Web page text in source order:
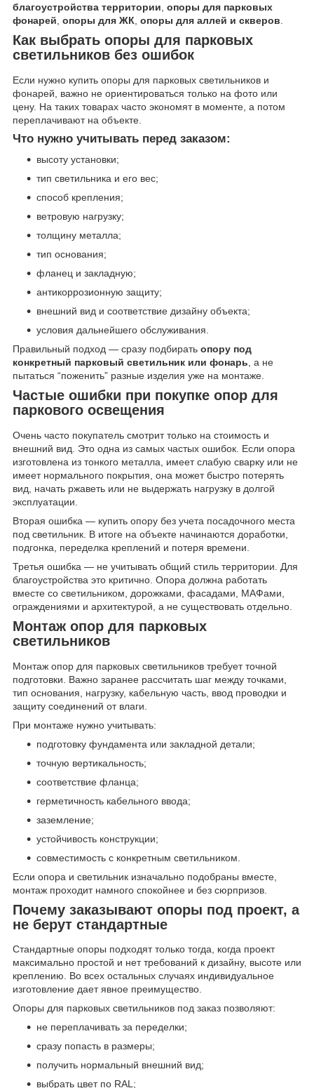
благоустройства территории опоры для парковых
фонарей опоры для ЖК опоры для аллей и скверов
Как выбрать опоры для парковых
светильников без ошибок
Если нужно купить опоры для парковых светильников и
фонарей, важно не ориентироваться только на фото или
цену. На таких товарах часто экономят в моменте, а потом
переплачивают на объекте.
Что нужно учитывать перед заказом:
высоту установки;
тип светильника и его вес;
способ крепления;
ветровую нагрузку;
толщину металла;
тип основания;
фланец и закладную;
антикоррозионную защиту;
внешний вид и соответствие дизайну объекта;
условия дальнейшего обслуживания.
Правильный подход — сразу подбирать опору под
конкретный парковый светильник или фонарь, а не
пытаться “поженить” разные изделия уже на монтаже.
Частые ошибки при покупке опор для
паркового освещения
Очень часто покупатель смотрит только на стоимость и
внешний вид. Это одна из самых частых ошибок. Если опора
изготовлена из тонкого металла, имеет слабую сварку или не
имеет нормального покрытия, она может быстро потерять
вид, начать ржаветь или не выдержать нагрузку в долгой
эксплуатации.
Вторая ошибка — купить опору без учета посадочного места
под светильник. В итоге на объекте начинаются доработки,
подгонка, переделка креплений и потеря времени.
Третья ошибка — не учитывать общий стиль территории. Для
благоустройства это критично. Опора должна работать
вместе со светильником, дорожками, фасадами, МАФами,
ограждениями и архитектурой, а не существовать отдельно.
Монтаж опор для парковых
светильников
Монтаж опор для парковых светильников требует точной
подготовки. Важно заранее рассчитать шаг между точками,
тип основания, нагрузку, кабельную часть, ввод проводки и
защиту соединений от влаги.
При монтаже нужно учитывать:
подготовку фундамента или закладной детали;
точную вертикальность;
соответствие фланца;
герметичность кабельного ввода;
заземление;
устойчивость конструкции;
совместимость с конкретным светильником.
Если опора и светильник изначально подобраны вместе,
монтаж проходит намного спокойнее и без сюрпризов.
Почему заказывают опоры под проект, а
не берут стандартные
Стандартные опоры подходят только тогда, когда проект
максимально простой и нет требований к дизайну, высоте или
креплению. Во всех остальных случаях индивидуальное
изготовление дает явное преимущество.
Опоры для парковых светильников под заказ позволяют:
не переплачивать за переделки;
сразу попасть в размеры;
получить нормальный внешний вид;
выбрать цвет по RAL;